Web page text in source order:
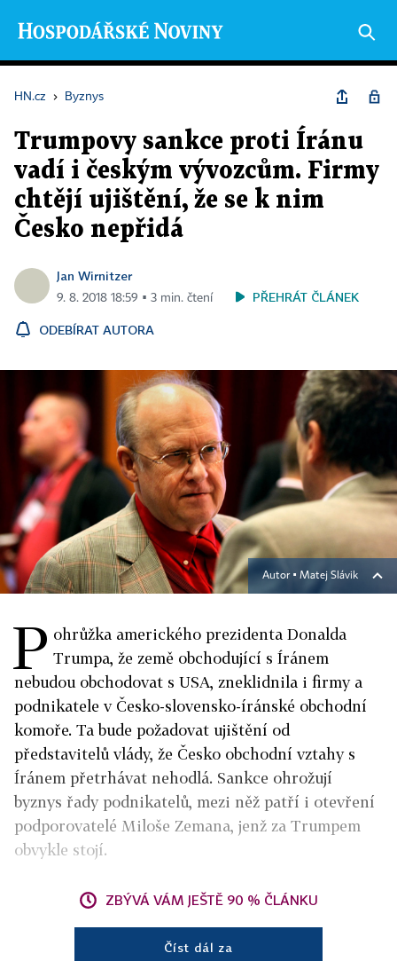
HN.cz › Byznys
Trumpovy sankce proti Íránu
vadí i českým vývozcům. Firmy
chtějí ujištění, že se k nim
Česko nepřidá
Jan Wirnitzer
9. 8. 2018 18:59 ▪ 3 min. čtení PŘEHRÁT ČLÁNEK
ODEBÍRAT AUTORA
Autor ▪ Matej Slávik
P ohrůžka amerického prezidenta Donalda
Trumpa, že země obchodující s Íránem
nebudou obchodovat s USA, zneklidnila i firmy a
podnikatele v Česko-slovensko-íránské obchodní
komoře. Ta bude požadovat ujištění od
představitelů vlády, že Česko obchodní vztahy s
Íránem přetrhávat nehodlá. Sankce ohrožují
byznys řady podnikatelů, mezi něž patří i otevření
podporovatelé Miloše Zemana, jenž za Trumpem
obvykle stojí.
ZBÝVÁ VÁM JEŠTĚ 90 % ČLÁNKU
Číst dál za